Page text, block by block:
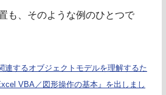
も、そのような例のひとつで
するオブジェクトモデルを理解するた
VBA／図形操作の基本』を出しまし